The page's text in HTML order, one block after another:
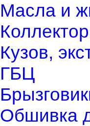
Масла и
Кузов,
ГБЦ
Обшивка